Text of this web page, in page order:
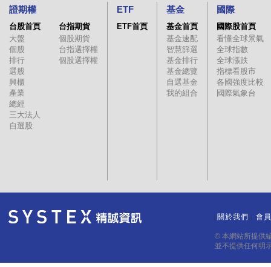
證期權
台股首頁
大盤
個股
排行
選股
興櫃
產業
總經
三大法人
自選股
台指期貨
個股期貨
台指選擇權
個股選擇權
ETF
ETF首頁
基金
基金首頁
基金速配
智慧篩選
基金排行
基金總覽
自選基金
我的組合
國際
國際股首頁
看懂全球景氣
全球指數
全球漲跌
指標看股市
各國強度比較
國際氣象台
關於我們 會
© 本網站所提供
並不提供任何明